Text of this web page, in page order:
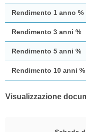
Rendimento 1 anno %
Rendimento 3 anni %
Rendimento 5 anni %
Rendimento 10 anni %
Visualizzazione